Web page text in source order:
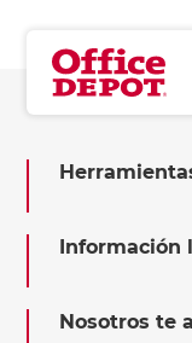
Información
Nosotros te